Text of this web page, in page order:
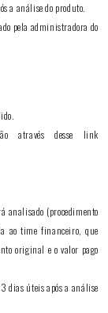
a análise do produto.
pela administradora do
através desse link
analisado (procedimento
ao time financeiro, que
original e o valor pago
dias úteis após a análise